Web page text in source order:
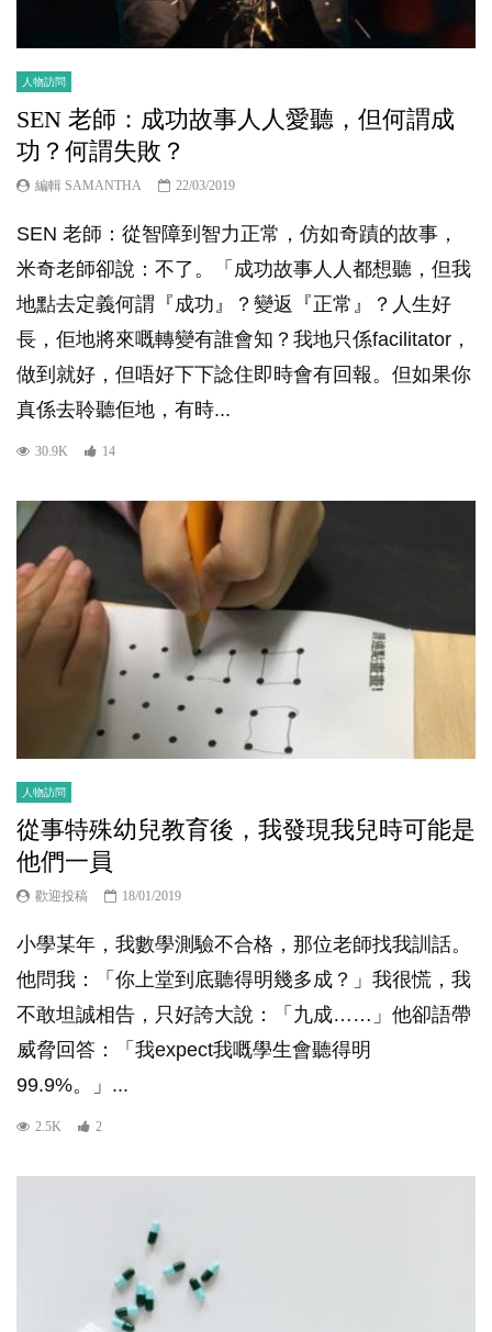
人物訪問
SEN 老師：成功故事人人愛聽，但何謂成
功？何謂失敗？
編輯 SAMANTHA 22/03/2019
SEN 老師：從智障到智力正常，仿如奇蹟的故事，
米奇老師卻說：不了。「成功故事人人都想聽，但我
地點去定義何謂『成功』？變返『正常』？人生好
長，佢地將來嘅轉變有誰會知？我地只係facilitator，
做到就好，但唔好下下諗住即時會有回報。但如果你
真係去聆聽佢地，有時...
30.9K 14
人物訪問
從事特殊幼兒教育後，我發現我兒時可能是
他們一員
歡迎投稿 18/01/2019
小學某年，我數學測驗不合格，那位老師找我訓話。
他問我：「你上堂到底聽得明幾多成？」我很慌，我
不敢坦誠相告，只好誇大說：「九成……」他卻語帶
威脅回答：「我expect我嘅學生會聽得明
99.9%。」...
2.5K 2